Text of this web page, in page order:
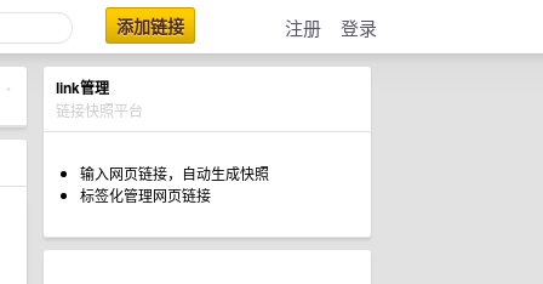
添加链接 注册 登录
link管理
链接快照平台
输入网页链接，自动生成快照
标签化管理网页链接
•